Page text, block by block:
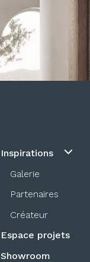
Inspirations
Galerie
Partenaires
Créateur
Espace projets
Showroom